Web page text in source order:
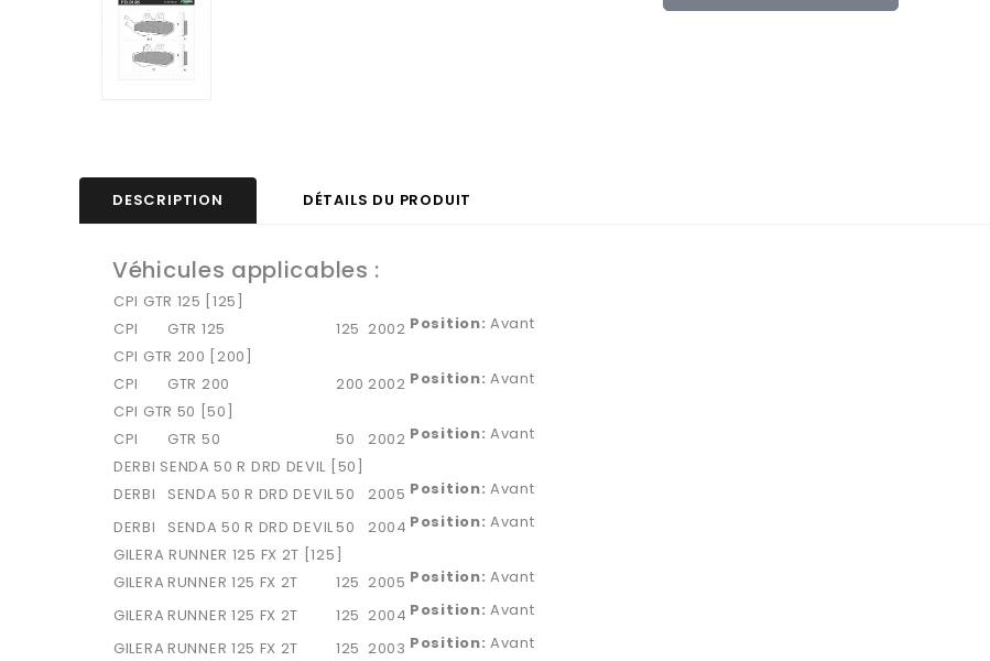
DESCRIPTION DÉTAILS DU PRODUIT
Véhicules applicables :
CPI GTR 125 [125]
CPI
GTR 125 125 2002 Position: Avant
CPI GTR 200 [200]
CPI
GTR 200 200 2002 Position: Avant
CPI GTR 50 [50]
CPI
GTR 50 50 2002 Position: Avant
DERBI SENDA 50 R DRD DEVIL [50]
DERBI
SENDA 50 R DRD DEVIL50 2005 Position: Avant
DERBI
SENDA 50 R DRD DEVIL50 2004 Position: Avant
GILERA RUNNER 125 FX 2T [125]
GILERA RUNNER 125 FX 2T 125 2005 Position: Avant
GILERA RUNNER 125 FX 2T 125 2004 Position: Avant
GILERA RUNNER 125 FX 2T 125 2003 Position: Avant